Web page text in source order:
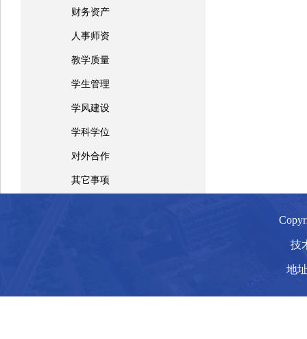
财务资产
人事师资
教学质量
学生管理
学风建设
学科学位
对外合作
其它事项
技
地